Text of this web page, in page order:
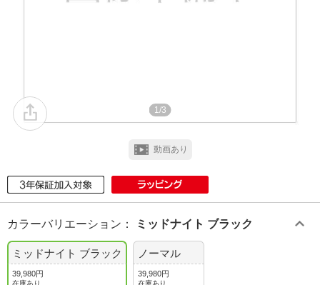
1/3
動画あり
カラーバリエーション ： ミッドナイト ブラック
ミッドナイト ブラック
39,980円
在庫あり
ノーマル
39,980円
在庫あり